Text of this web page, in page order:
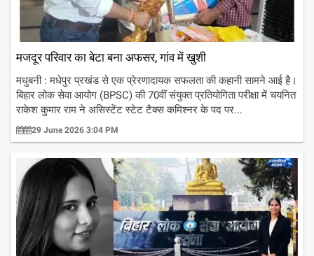
मजदूर परिवार का बेटा बना अफसर, गांव में खुशी
मधुबनी : मधेपुर प्रखंड से एक प्रेरणादायक सफलता की कहानी सामने आई है।
बिहार लोक सेवा आयोग (BPSC) की 70वीं संयुक्त प्रतियोगिता परीक्षा में चयनित
राकेश कुमार राम ने असिस्टेंट स्टेट टैक्स कमिश्नर के पद पर...
29 June 2026 3:04 PM